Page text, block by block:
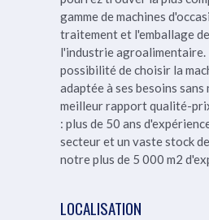
gamme de machines
traitement et l'emballage
l'industrie agroalimentaire.
possibilité de choisir la
adaptée à ses besoins
meilleur rapport qualité-
: plus de 50 ans
secteur et un vaste stock
notreplus de 5 000 m2
LOCALISATION